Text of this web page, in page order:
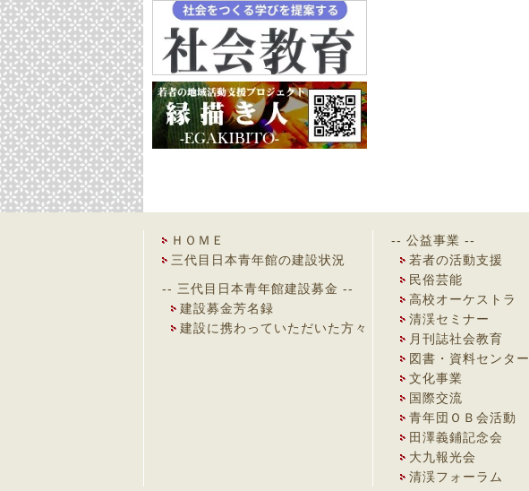
ＨＯＭＥ
三代目日本青年館の建設状況
-- 三代目日本青年館建設募金 --
建設募金芳名録
建設に携わっていただいた方々
-- 公益事業 --
若者の活動支援
民俗芸能
高校オーケストラ
清渓セミナー
月刊誌社会教育
図書・資料センター
文化事業
国際交流
青年団ＯＢ会活動
田澤義鋪記念会
大九報光会
清渓フォーラム